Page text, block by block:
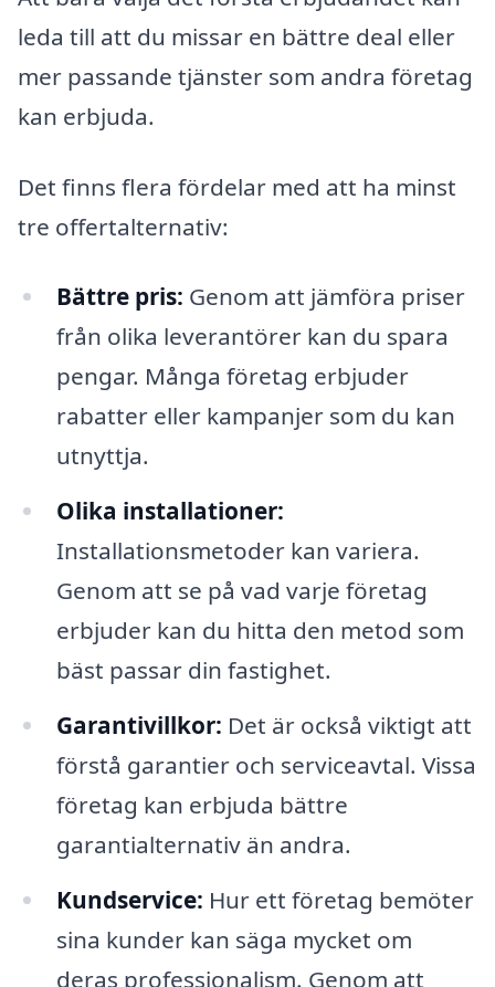
leda till att du missar en bättre deal eller
mer passande tjänster som andra företag
kan erbjuda.
Det finns flera fördelar med att ha minst
tre offertalternativ:
Bättre pris: Genom att jämföra priser
från olika leverantörer kan du spara
pengar. Många företag erbjuder
rabatter eller kampanjer som du kan
utnyttja.
Olika installationer:
Installationsmetoder kan variera.
Genom att se på vad varje företag
erbjuder kan du hitta den metod som
bäst passar din fastighet.
Garantivillkor: Det är också viktigt att
förstå garantier och serviceavtal. Vissa
företag kan erbjuda bättre
garantialternativ än andra.
Kundservice: Hur ett företag bemöter
sina kunder kan säga mycket om
deras professionalism. Genom att